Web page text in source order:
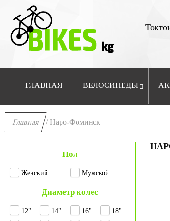
ГЛАВНАЯ ВЕЛОСИПЕДЫ
Главная / Наро-Фоминск
Пол
Женский Мужской
Диаметр колес
12" 14" 16"
18"